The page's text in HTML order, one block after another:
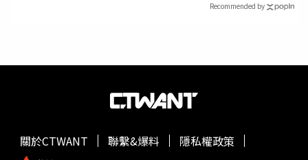
Recommended by
關於CTWANT 聯繫&爆料
隱私權政策